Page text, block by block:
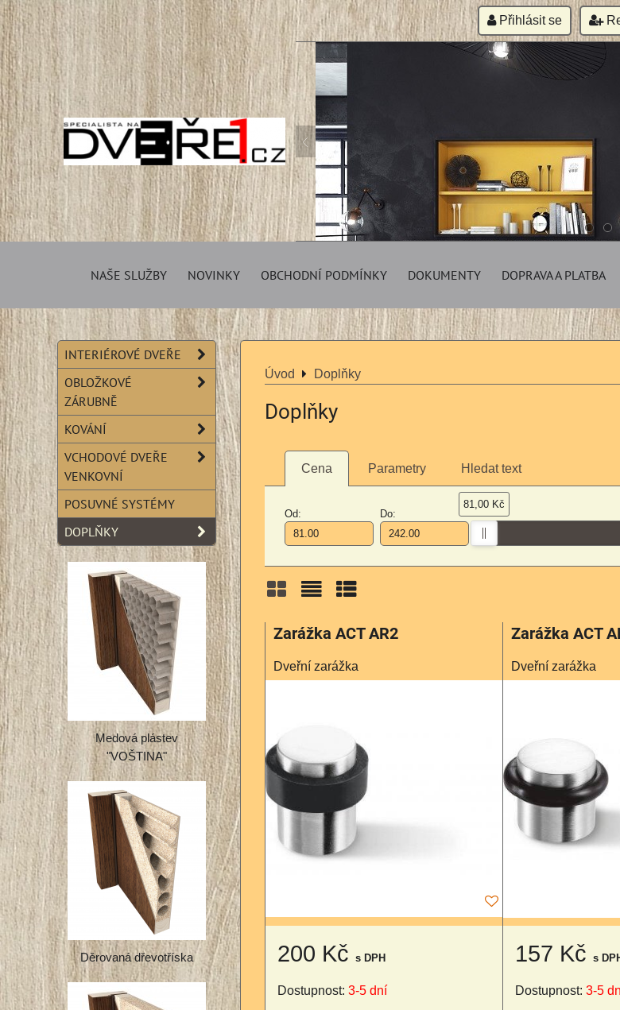
Přihlásit se
NAŠE SLUŽBY NOVINKY OBCHODNÍ PODMÍNKY DOKUMENTY DOPRAVA A PLATBA
Úvod Doplňky
Doplňky
Cena Parametry Hledat text
Od: Do:
81,00 Kč
Mřížka
Zarážka ACT AR2
Dveřní zarážka
200 Kč s DPH
Dostupnost: 3-5 dní
Zarážka ACT
Dveřní zarážka
157 Kč s
Dostupnost: 3-5
INTERIÉROVÉ DVEŘE
OBLOŽKOVÉ
ZÁRUBNĚ
KOVÁNÍ
VCHODOVÉ DVEŘE
VENKOVNÍ
POSUVNÉ SYSTÉMY
DOPLŇKY
Medová plástev
"VOŠTINA"
Děrovaná dřevotříska